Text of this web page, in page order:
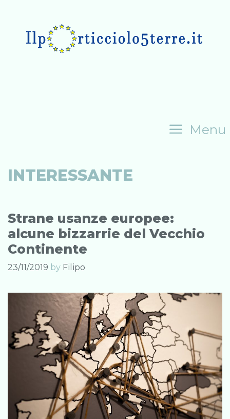
content
Menu
INTERESSANTE
Strane usanze europee:
alcune bizzarrie del Vecchio
Continente
23/11/2019 by Filipo